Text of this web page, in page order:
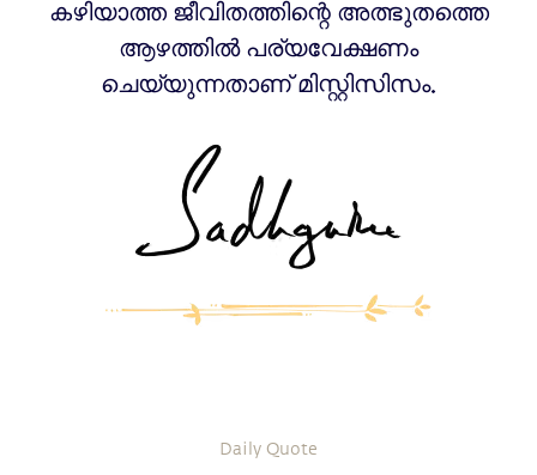
കഴിയാത്ത ജീവിതത്തിന്റെ അത്ഭുതത്തെ
ആഴത്തിൽ പര്യവേക്ഷണം
ചെയ്യുന്നതാണ് മിസ്റ്റിസിസം.
Daily Quote